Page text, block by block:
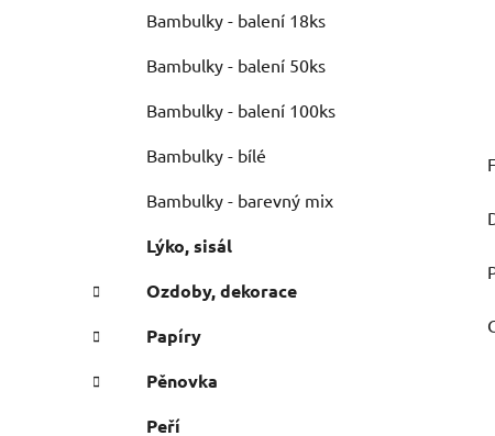
Bambulky - balení 18ks
Bambulky - balení 50ks
Bambulky - balení 100ks
Bambulky - bílé
Bambulky - barevný mix
Lýko, sisál
Ozdoby, dekorace
Papíry
Pěnovka
Peří